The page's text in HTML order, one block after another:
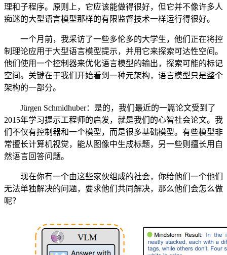
理和子程序。原则上，它应该能做得很好，但它并不像许多人
痴迷的大型语言模型那样的有限监督技术一样运行得很好。
一个月前，我采访了一些多伦多的大学生，他们正在将控
制理论应用于大型语言模型提示，并用它来探索可达性空间。
他们使用一个控制器来优化语言模型的输出，探索可能的标记
空间。关键在于我们开始看到一种元架构，语言模型只是整个
架构的一部分。
Jürgen Schmidhuber：是的，我们最近的一篇论文受到了
2015年学习提示工程师的启发，就是我们的心智社会论文。我
们不仅有控制器和一个模型，而是很多基础模型。有些模型非
常擅长计算机视觉，能从图像中生成标题，另一些则擅长用自
然语言回答问题。
现在你有一个由这些家伙组成的社会，你给他们一个他们
无法单独解决的问题，要求他们共同解决，那么他们会怎么做
呢？